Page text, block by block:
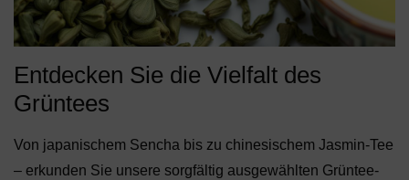
Entdecken Sie die Vielfalt des
Grüntees
Von japanischem Sencha bis zu chinesischem Jasmin-Tee
– erkunden Sie unsere sorgfältig ausgewählten Grüntee-